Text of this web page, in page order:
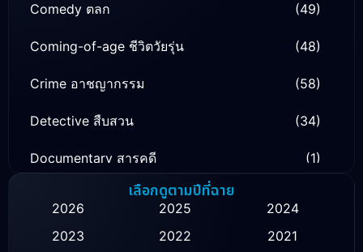
Comedy ตลก (49)
Coming-of-age ชีวิตวัยรุ่น (48)
Crime อาชญากรรม (58)
Detective สืบสวน (34)
Documentary สารคดี (1)
Family ครอบครัว
เลือกดูตามปีที่ฉาย
2026 2025
2024
2023
2022
2021